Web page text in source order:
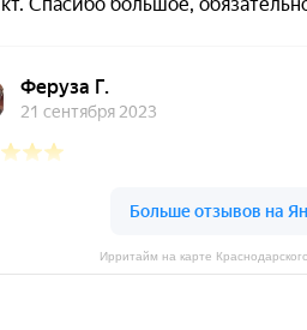
Ирритайм на карте